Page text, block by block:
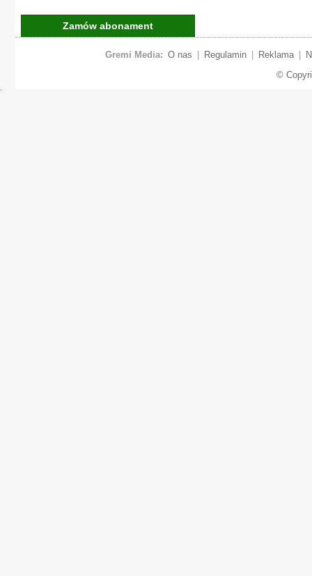
Zamów abonament
Gremi Media: O nas Regulamin Reklama
©